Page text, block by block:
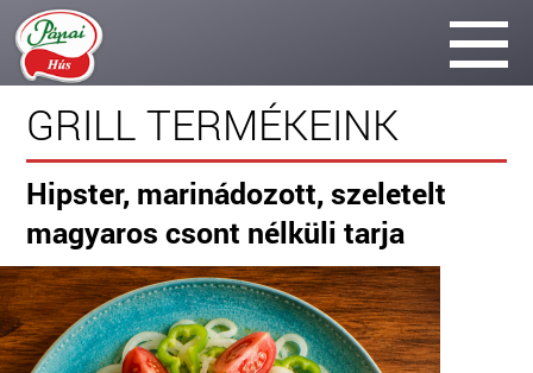
GRILL TERMÉKEINK
Hipster, marinádozott, szeletelt
magyaros csont nélküli tarja